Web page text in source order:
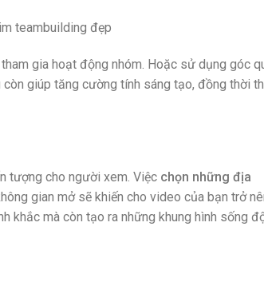
gia hoạt động nhóm. Hoặc sử dụng góc
giúp tăng cường tính sáng tạo, đồng thời
tượng cho người xem. Việc chọn những địa
gian mở sẽ khiến cho video của bạn trở
khắc mà còn tạo ra những khung hình sống